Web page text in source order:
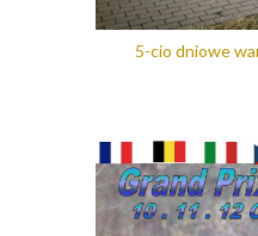
5-cio dniowe